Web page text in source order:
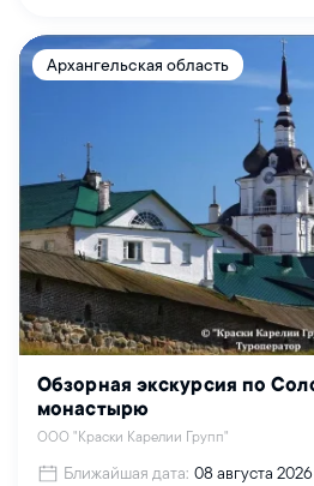
Архангельская область
Обзорная экскурсия по
монастырю
ООО "Краски Карелии Групп"
Ближайшая дата: 08 августа